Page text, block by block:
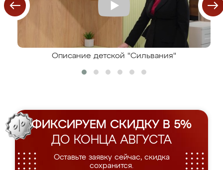
Описание детской "Сильвания"
ФИКСИРУЕМ СКИДКУ В 5%
ДО КОНЦА АВГУСТА
Оставьте заявку сейчас, скидка
сохранится.